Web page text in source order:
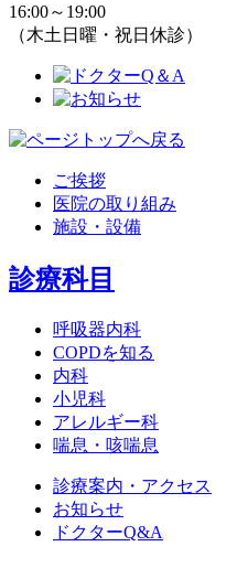
16:00～19:00
（木土日曜・祝日休診）
ご挨拶
医院の取り組み
施設・設備
診療科目
呼吸器内科
COPDを知る
内科
小児科
アレルギー科
喘息・咳喘息
診療案内・アクセス
お知らせ
ドクターQ&A